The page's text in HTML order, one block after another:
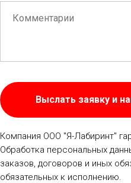
Выслать заявку и
Компания ООО "Я-Лабиринт"
Обработка персональных
заказов, договоров и иных
обязательных к исполнению.